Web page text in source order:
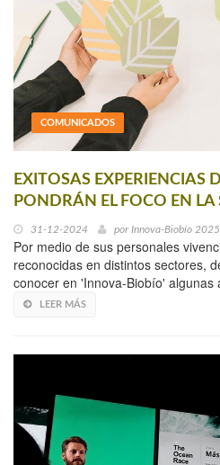
COMUNICADOS
EXITOSAS EXPERIENCIAS
PONDRÁN EL FOCO EN
31-12-2024 por Innova-Biobío 2025
Por medio de sus personales
reconocidas en distintos sectores,
conocer en 'Innova-Biobío' algunas
LEER MÁS